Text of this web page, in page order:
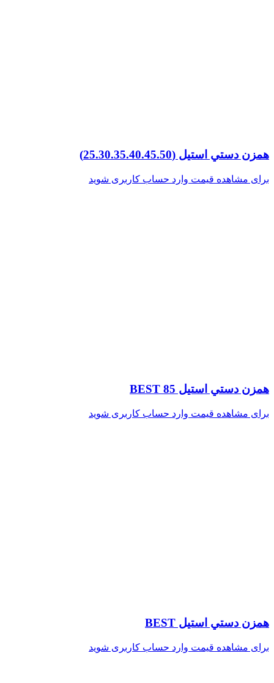
همزن دستي استيل (25.30.35.40.45.50)
برای مشاهده قیمت وارد حساب کاربری شوید
همزن دستي استيل 85 BEST
برای مشاهده قیمت وارد حساب کاربری شوید
همزن دستي استيل BEST
برای مشاهده قیمت وارد حساب کاربری شوید